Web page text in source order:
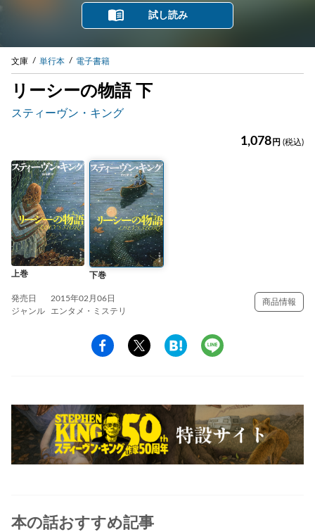
試し読み
文庫 単行本 電子書籍
リーシーの物語 下
スティーヴン・キング
1,078 円 (税込)
上巻 下巻
発売日
2015年02月06日
ジャンル
エンタメ・ミステリ
商品情報
本の話おすすめ記事